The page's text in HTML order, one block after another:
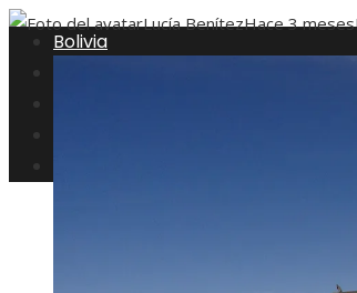
Bolivia
Lucía BenítezHace 3 meses